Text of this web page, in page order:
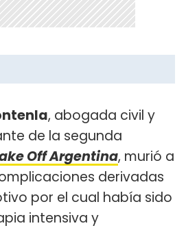
, abogada civil y
de la segunda
Off Argentina, murió a
derivadas
por el cual había sido
intensiva y